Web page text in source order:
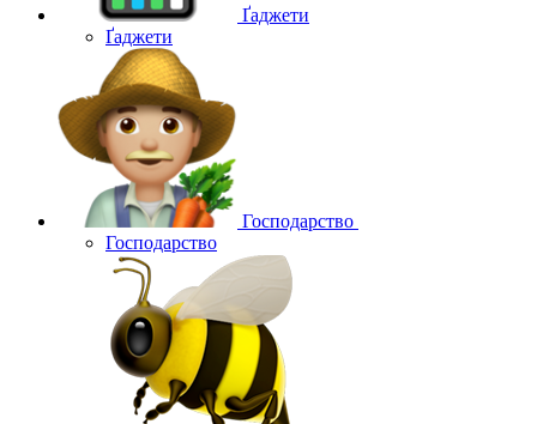
Ґаджети
Ґаджети
Господарство
Господарство